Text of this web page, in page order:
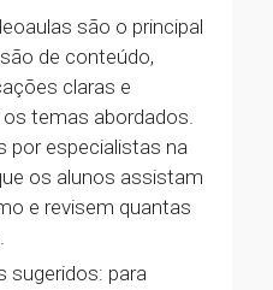
são o principal
de conteúdo,
claras e
temas abordados.
por especialistas na
os alunos assistam
e revisem quantas
sugeridos: para